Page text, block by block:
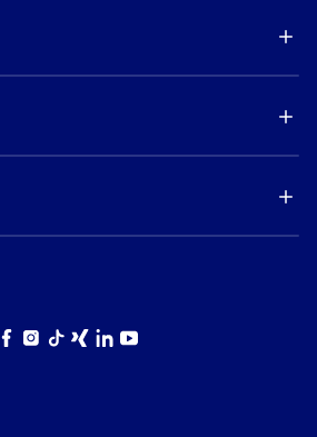
Facebook
Instagram
TikTokXingLinkedIn
YouTube